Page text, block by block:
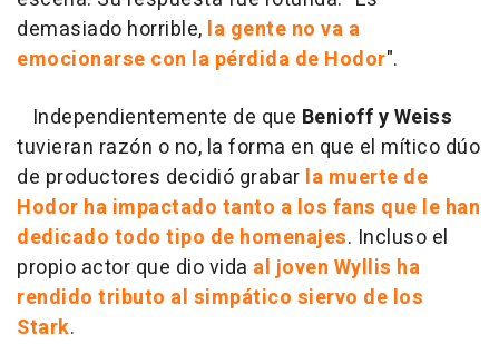
demasiado horrible, la gente no va a
emocionarse con la pérdida de Hodor".
Independientemente de que Benioff y Weiss
tuvieran razón o no, la forma en que el mítico dúo
de productores decidió grabar la muerte de
Hodor ha impactado tanto a los fans que le han
dedicado todo tipo de homenajes. Incluso el
propio actor que dio vida al joven Wyllis ha
rendido tributo al simpático siervo de los
Stark.